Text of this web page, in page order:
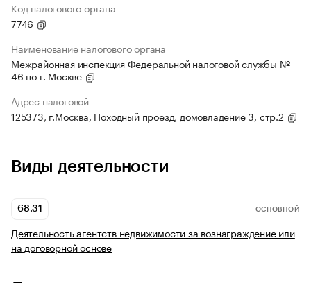
Код налогового органа
7746
Наименование налогового органа
Межрайонная инспекция Федеральной налоговой службы №
46 по г. Москве
Адрес налоговой
125373, г.Москва, Походный проезд, домовладение 3, стр.2
Виды деятельности
68.31 ОСНОВНОЙ
Деятельность агентств недвижимости за вознаграждение или
на договорной основе